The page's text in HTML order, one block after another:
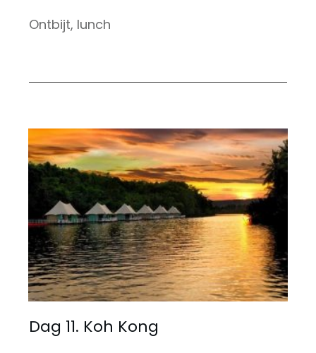
Ontbijt, lunch
Dag 11. Koh Kong